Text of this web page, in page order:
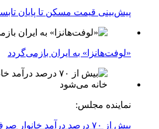
پیش‌بینی قیمت مسکن تا پایان تابستان
«لوفت‌هانزا» به ایران بازمی‌گردد
نماینده مجلس:
بیش از ۷۰ درصد درآمد خانوار صرف اجاره خانه می‌شود